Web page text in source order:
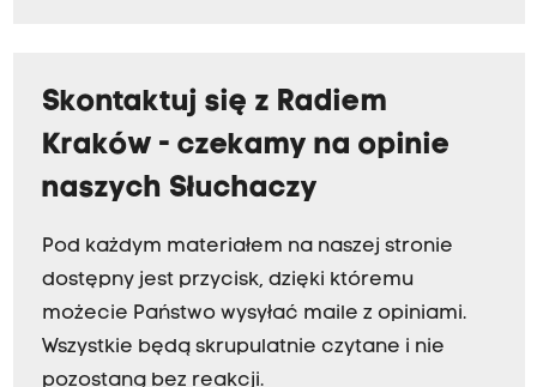
Skontaktuj się z Radiem
Kraków - czekamy na opinie
naszych Słuchaczy
Pod każdym materiałem na naszej stronie
dostępny jest przycisk, dzięki któremu
możecie Państwo wysyłać maile z opiniami.
Wszystkie będą skrupulatnie czytane i nie
pozostaną bez reakcji.